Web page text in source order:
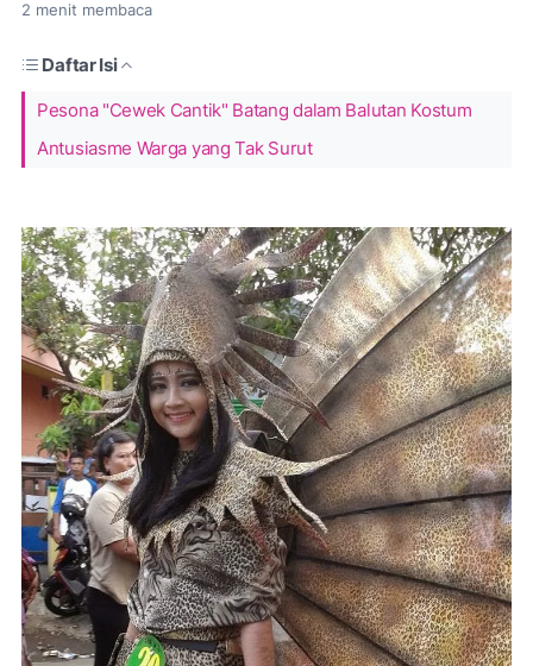
2 menit membaca
Daftar Isi
Pesona "Cewek Cantik" Batang dalam Balutan Kostum
Antusiasme Warga yang Tak Surut